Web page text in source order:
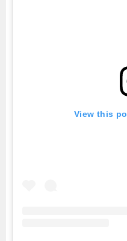
View this